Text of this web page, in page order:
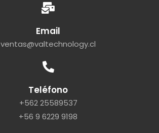
Email
ventas@valtechnology.cl
Teléfono
+562 25589537
+56 9 6229 9198